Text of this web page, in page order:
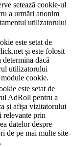
setează cookie-ul
a urmări anonim
utilizatorului
este setat de
și este folosit
determina dacă
utilizatorului
module cookie.
este setat de
AdRoll pentru a
și afișa vizitatorului
relevante prin
datelor despre
de pe mai multe site-